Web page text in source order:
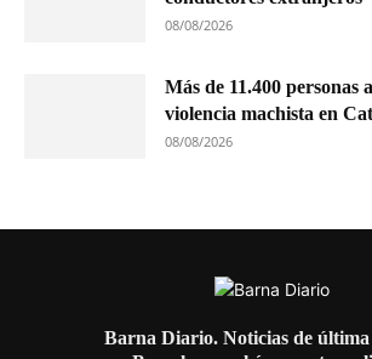
08/08/2026
Más de 11.400 personas
violencia machista en
08/08/2026
Barna Diario. Noticias de